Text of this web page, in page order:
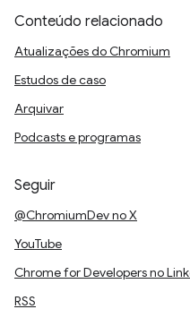
Conteúdo relacionado
Atualizações do Chromium
Estudos de caso
Arquivar
Podcasts e programas
Seguir
@ChromiumDev no X
YouTube
Chrome for Developers no
RSS